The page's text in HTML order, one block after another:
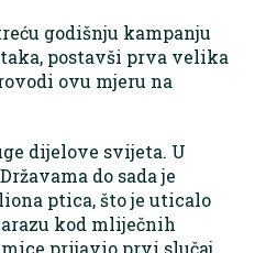
godišnju kampanju
postavši prva velika
ovu mjeru na
dijelove svijeta. U
do sada je
ptica, što je uticalo
kod mliječnih